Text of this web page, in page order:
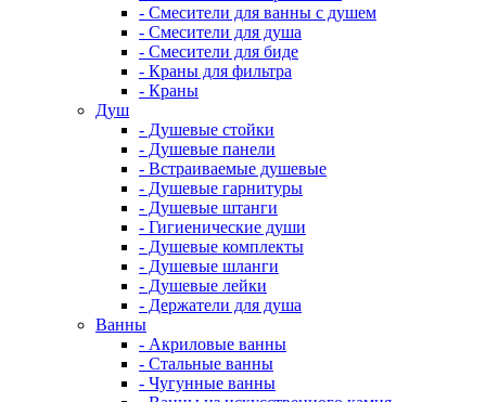
- Смесители для ванны с душем
- Смесители для душа
- Смесители для биде
- Краны для фильтра
- Краны
Душ
- Душевые стойки
- Душевые панели
- Встраиваемые душевые
- Душевые гарнитуры
- Душевые штанги
- Гигиенические души
- Душевые комплекты
- Душевые шланги
- Душевые лейки
- Держатели для душа
Ванны
- Акриловые ванны
- Стальные ванны
- Чугунные ванны